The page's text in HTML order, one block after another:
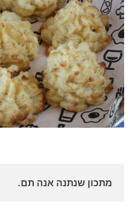
מתכון שנתנה אנה תם.